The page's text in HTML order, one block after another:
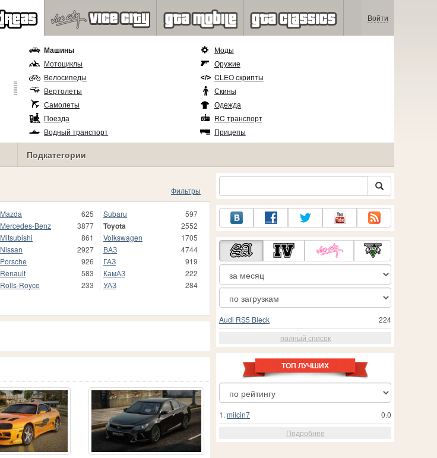
Войти
Машины
Мотоциклы
Велосипеды
Вертолеты
Самолеты
Поезда
Водный транспорт
Моды
Оружие
CLEO скрипты
Скины
Одежда
RC транспорт
Прицепы
Подкатегории
Фильтры
Mazda
625
Mercedes-Benz
3877
Mitsubishi
861
Nissan
2927
Porsche
926
Renault
583
Rolls-Royce
233
Subaru 597
Toyota
2552
Volkswagen
1705
ВАЗ
4744
ГАЗ
919
КамАЗ
222
УАЗ
284
224
Audi RS5 Bleck
полный список
ТОП ЛУЧШИХ
0.0
1. milcin7
Подробнее